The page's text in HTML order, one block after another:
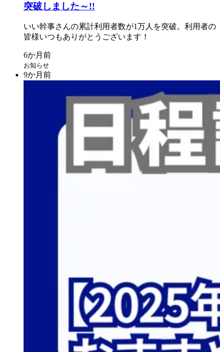
突破しました ～!!
いい幹事さんの累計利用者数が1万人を突破。 利用者の
皆様いつもありがとう ございます！
お知らせ